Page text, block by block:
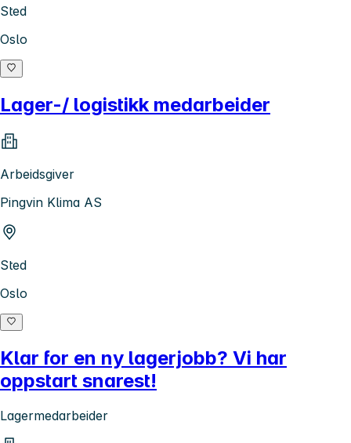
Sted
Oslo
Lager-/ logistikk medarbeider
Arbeidsgiver
Pingvin Klima AS
Sted
Oslo
Klar for en ny lagerjobb? Vi har
oppstart snarest!
Lagermedarbeider